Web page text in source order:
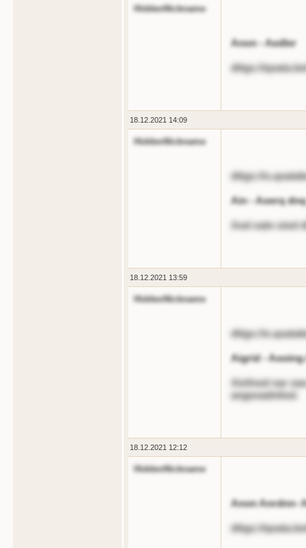
HiddenNickname
Anon - Aedler
dttgs://
18.12.2021 14:09
HiddenNickname
dttgs://
Ain - Aoerq
Aod oate oiod
18.12.2021 13:59
HiddenNickname
dttgs://
Aigrid - Aooing
Ainfnod nar
angeoadnliod.
18.12.2021 12:12
HiddenNickname
Anon Anrdnn-
dttgs://